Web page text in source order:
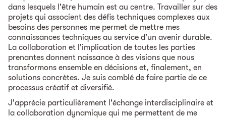
dans lesquels l'être humain est au centre. Travailler sur des
projets qui associent des défis techniques complexes aux
besoins des personnes me permet de mettre mes
connaissances techniques au service d'un avenir durable.
La collaboration et l'implication de toutes les parties
prenantes donnent naissance à des visions que nous
transformons ensemble en décisions et, finalement, en
solutions concrètes. Je suis comblé de faire partie de ce
processus créatif et diversifié.
J'apprécie particulièrement l'échange interdisciplinaire et
la collaboration dynamique qui me permettent de me